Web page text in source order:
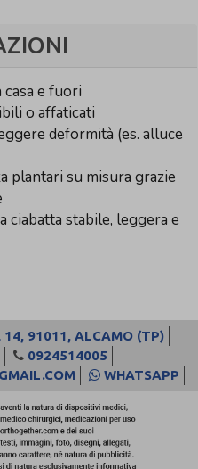
e fuori
o affaticati
deformità (es. alluce
plantari su misura grazie
ciabatta stabile, leggera e
14, 91011, ALCAMO (TP)
0924514005
WHATSAPP